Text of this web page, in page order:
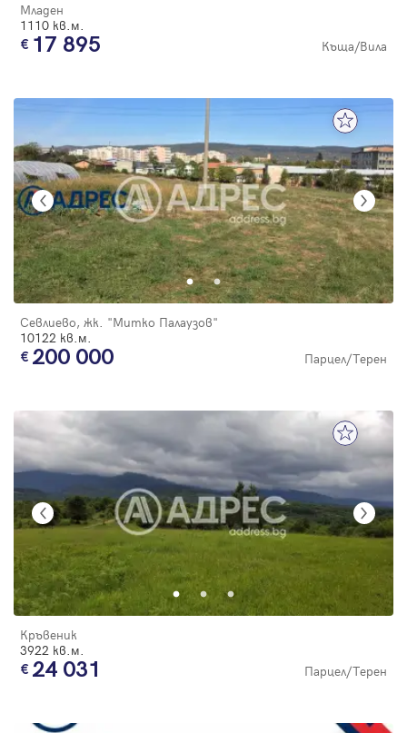
Младен
1110 кв.м.
17 895 Къща/Вила
Севлиево, жк. "Митко Палаузов"
10122 кв.м.
200 000 Парцел/Терен
Кръвеник
3922 кв.м.
24 031 Парцел/Терен